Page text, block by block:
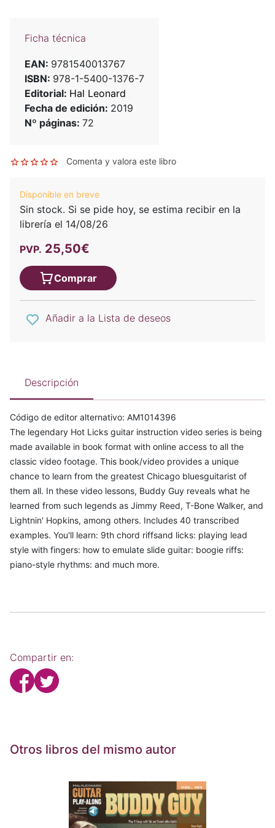
Ficha técnica
EAN: 9781540013767
ISBN: 978-1-5400-1376-7
Editorial: Hal Leonard
Fecha de edición: 2019
Nº páginas: 72
Comenta y valora este libro
Disponible en breve
Sin stock. Si se pide hoy, se estima recibir en la
librería el 14/08/26
PVP. 25,50€
Comprar
Añadir a la Lista de deseos
Descripción
Código de editor alternativo: AM1014396
The legendary Hot Licks guitar instruction video series is being
made available in book format with online access to all the
classic video footage. This book/video provides a unique
chance to learn from the greatest Chicago bluesguitarist of
them all. In these video lessons, Buddy Guy reveals what he
learned from such legends as Jimmy Reed, T-Bone Walker, and
Lightnin' Hopkins, among others. Includes 40 transcribed
examples. You'll learn: 9th chord riffsand licks: playing lead
style with fingers: how to emulate slide guitar: boogie riffs:
piano-style rhythms: and much more.
Compartir en:
Otros libros del mismo autor